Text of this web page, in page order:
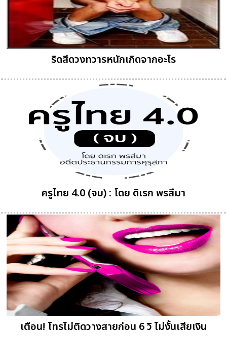
ริดสีดวงทวารหนักเกิดจากอะไร
ครูไทย 4.0 (จบ) : โดย ดิเรก พรสีมา
เตือน! โทรไม่ติดวางสายก่อน 6 วิ ไม่งั้นเสียเงิน